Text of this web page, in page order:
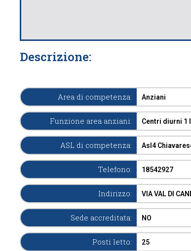
Descrizione:
Area di competenza: Anziani
Funzione area anziani: Centri diurni 1
ASL di competenza: Asl4
Telefono: 18542927
Indirizzo: VIA VAL DI
Sede accreditata: NO
Posti letto: 25